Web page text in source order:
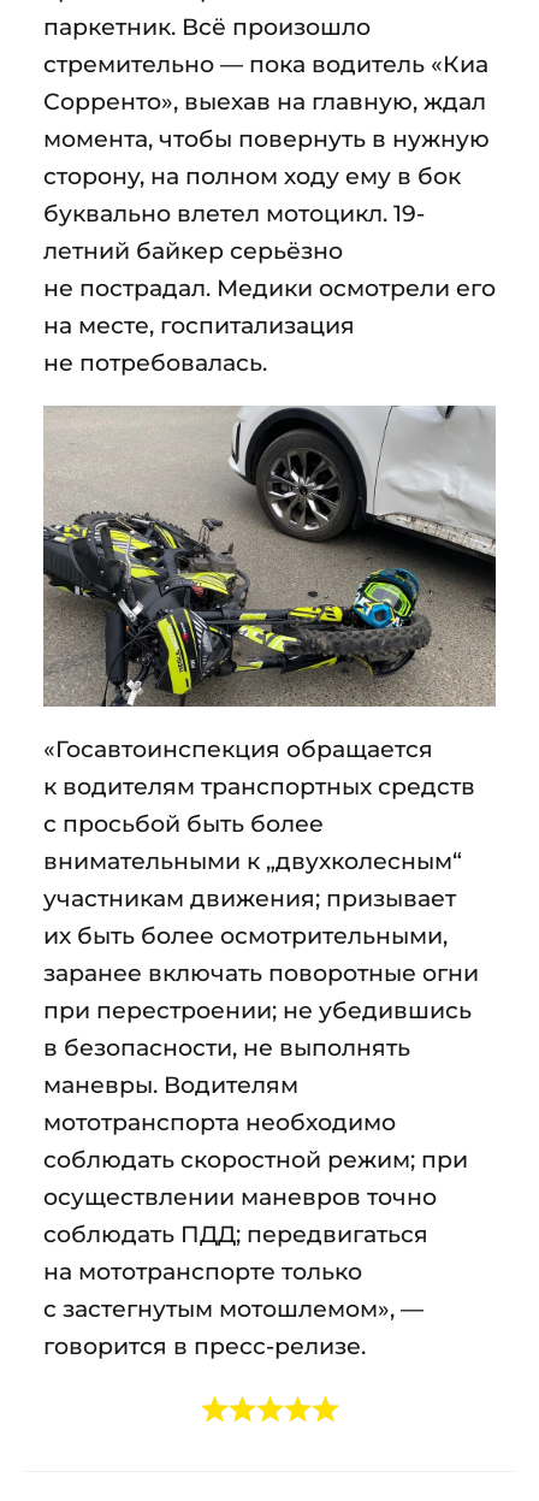
паркетник. Всё произошло
стремительно — пока водитель «Киа
Сорренто», выехав на главную, ждал
момента, чтобы повернуть в нужную
сторону, на полном ходу ему в бок
буквально влетел мотоцикл. 19-
летний байкер серьёзно
не пострадал. Медики осмотрели его
на месте, госпитализация
не потребовалась.
«Госавтоинспекция обращается
к водителям транспортных средств
с просьбой быть более
внимательными к „двухколесным“
участникам движения; призывает
их быть более осмотрительными,
заранее включать поворотные огни
при перестроении; не убедившись
в безопасности, не выполнять
маневры. Водителям
мототранспорта необходимо
соблюдать скоростной режим; при
осуществлении маневров точно
соблюдать ПДД; передвигаться
на мототранспорте только
с застегнутым мотошлемом», —
говорится в пресс-релизе.